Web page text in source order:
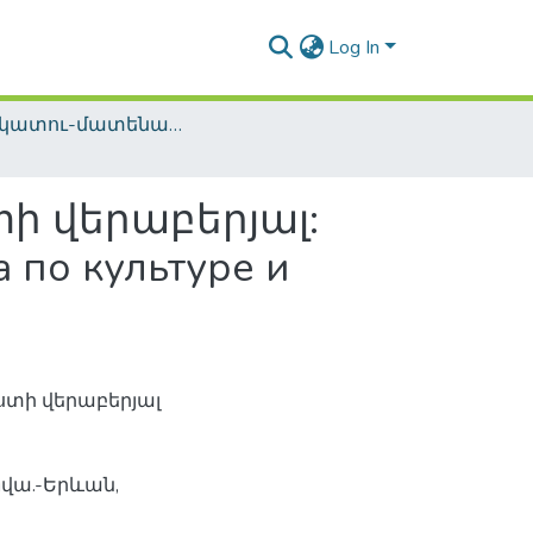
Log In
Տեղեկատու-մատենագիտական հրատարակություններ / Reference-Bibliographic Publications
վերաբերյալ:
культуре и
վերաբերյալ
Երևան,